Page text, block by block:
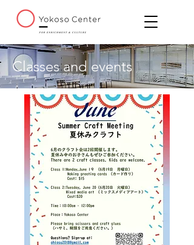
Classes and events